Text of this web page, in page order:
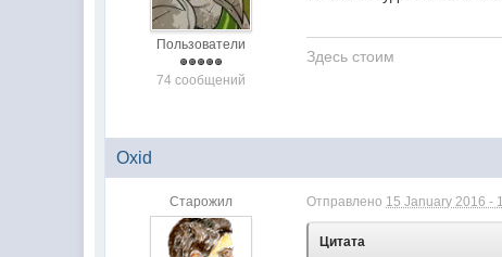
Пользователи
74 сообщений
Здесь стоим
Oxid
Старожил Отправлено 15 January 2016 -
Цитата